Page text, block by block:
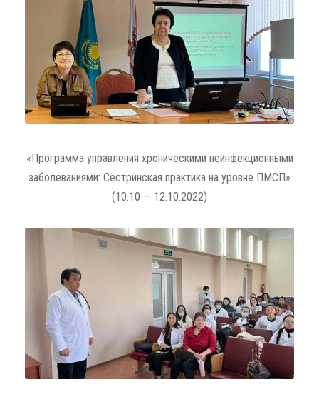
«Программа управления хроническими неинфекционными
заболеваниями: Сестринская практика на уровне ПМСП»
(10.10 — 12.10.2022)